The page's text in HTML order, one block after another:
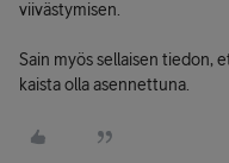
viivästymisen.
Sain myös sellaisen tiedon,
kaista olla asennettuna.